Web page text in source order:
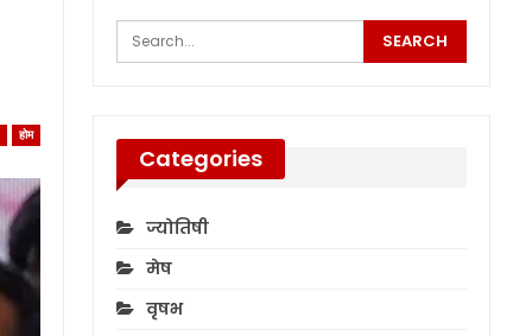
होम
Categories
ज्योतिषी
मेष
वृषभ